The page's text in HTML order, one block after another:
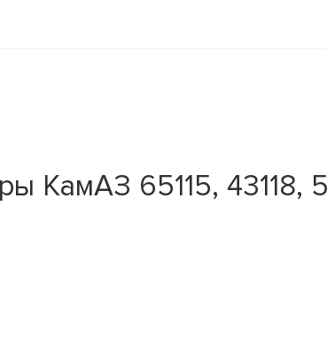
КамАЗ 65115, 43118,